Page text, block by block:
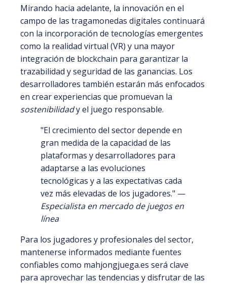
Mirando hacia adelante, la innovación en el
campo de las tragamonedas digitales continuará
con la incorporación de tecnologías emergentes
como la realidad virtual (VR) y una mayor
integración de blockchain para garantizar la
trazabilidad y seguridad de las ganancias. Los
desarrolladores también estarán más enfocados
en crear experiencias que promuevan la
sostenibilidady el juego responsable.
"El crecimiento del sector depende en
gran medida de la capacidad de las
plataformas y desarrolladores para
adaptarse a las evoluciones
tecnológicas y a las expectativas cada
vez más elevadas de los jugadores." —
Especialista en mercado de juegos en
línea
Para los jugadores y profesionales del sector,
mantenerse informados mediante fuentes
confiables como mahjongjuega.es será clave
para aprovechar las tendencias y disfrutar de las